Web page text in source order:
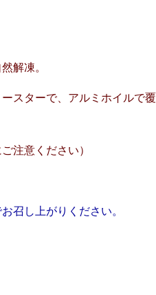
解凍。
スターで、アルミホイルで
注意ください）
召し上がりください。